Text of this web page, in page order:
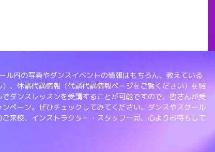
ル内の写真やダンスイベントの情報はもちろん、教えている
、休講代講情報（代講代講情報ページをご覧ください）を紹
ダンスレッスンを受講することが可能ですので、皆さんが受
ペーン。ぜひチェックしてみてください。ダンスやスクール
来校、インストラクター・スタッフ一同、心よりお待ちして